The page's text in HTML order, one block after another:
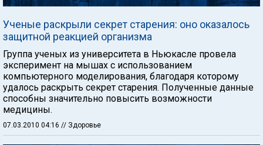
Ученые раскрыли секрет старения: оно оказалось
защитной реакцией организма
Группа ученых из университета в Ньюкасле провела
эксперимент на мышах с использованием
компьютерного моделирования, благодаря которому
удалось раскрыть секрет старения. Полученные данные
способны значительно повысить возможности
медицины.
07.03.2010 04:16 // Здоровье